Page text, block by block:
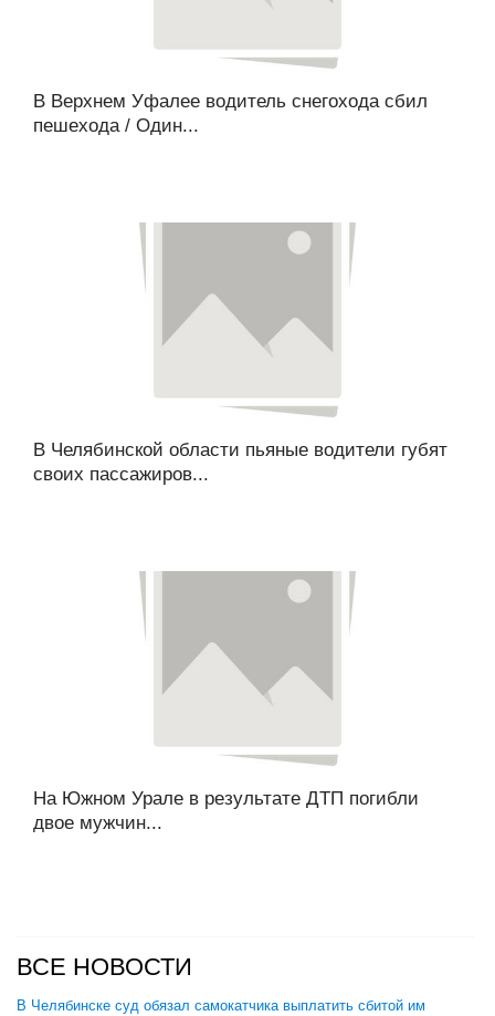
В Верхнем Уфалее водитель снегохода сбил
пешехода / Один...
В Челябинской области пьяные водители губят
своих пассажиров...
На Южном Урале в результате ДТП погибли
двое мужчин...
ВСЕ НОВОСТИ
В Челябинске суд обязал самокатчика выплатить сбитой им